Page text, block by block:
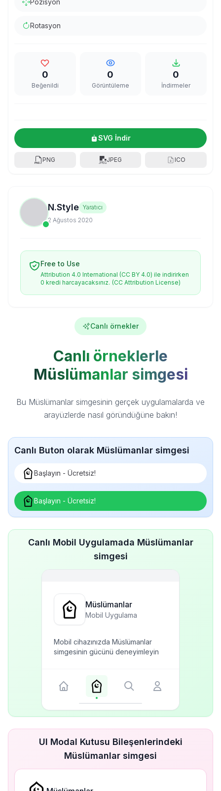
Pozisyon
Rotasyon
0
Beğenildi
0
Görüntüleme
0
İndirmeler
SVG İndir
PNG JPEG ICO
N.Style Yaratıcı
2 Ağustos 2020
Free to Use
Attribution 4.0 International (CC BY 4.0) ile indirirken
0 kredi harcayacaksınız. (CC Attribution License)
Canlı örnekler
Canlı örneklerle
Müslümanlar simgesi
Bu Müslümanlar simgesinin gerçek uygulamalarda ve
arayüzlerde nasıl göründüğüne bakın!
Canlı Buton olarak Müslümanlar simgesi
Başlayın - Ücretsiz!
Başlayın - Ücretsiz!
Canlı Mobil Uygulamada Müslümanlar
simgesi
Müslümanlar
Mobil Uygulama
Mobil cihazınızda Müslümanlar
simgesinin gücünü deneyimleyin
UI Modal Kutusu Bileşenlerindeki
Müslümanlar simgesi